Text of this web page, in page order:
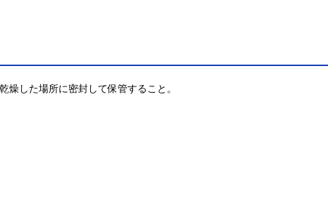
燥した場所に密封して保管すること。